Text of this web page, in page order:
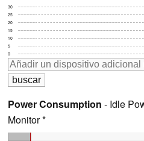
0
5
10
15
20
25
30
Power Consumption - Idle
Monitor *